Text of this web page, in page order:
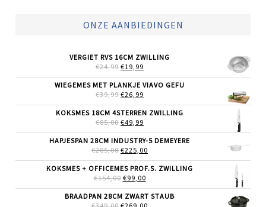
ONZE AANBIEDINGEN
VERGIET RVS 16CM ZWILLING
€24,99 OORSPRONKELIJKE
WAS:
€24,99.
€19,99
IS:
WIEGEMES MET PLANKJE VIAVO GEFU
€39,99 OORSPRONKELIJKE
WAS:
€39,99.
€26,99
IS:
KOKSMES 18CM 4STERREN ZWILLING
€85,00 OORSPRONKELIJKE
WAS:
€85,00.
€49,99
IS:
€49,99.
HAPJESPAN 28CM INDUSTRY-5 DEMEYERE
€285,00 OORSPRONKELIJKE
WAS:
€285,00.
€225,00
IS:
KOKSMES + OFFICEMES PROF.S. ZWILLING
€154,00 OORSPRONKELIJKE
WAS:
€154,00.
€99,00HUIDIGE
IS:
€99,00.
BRAADPAN 28CM ZWART STAUB
OORSPRONKELIJKE